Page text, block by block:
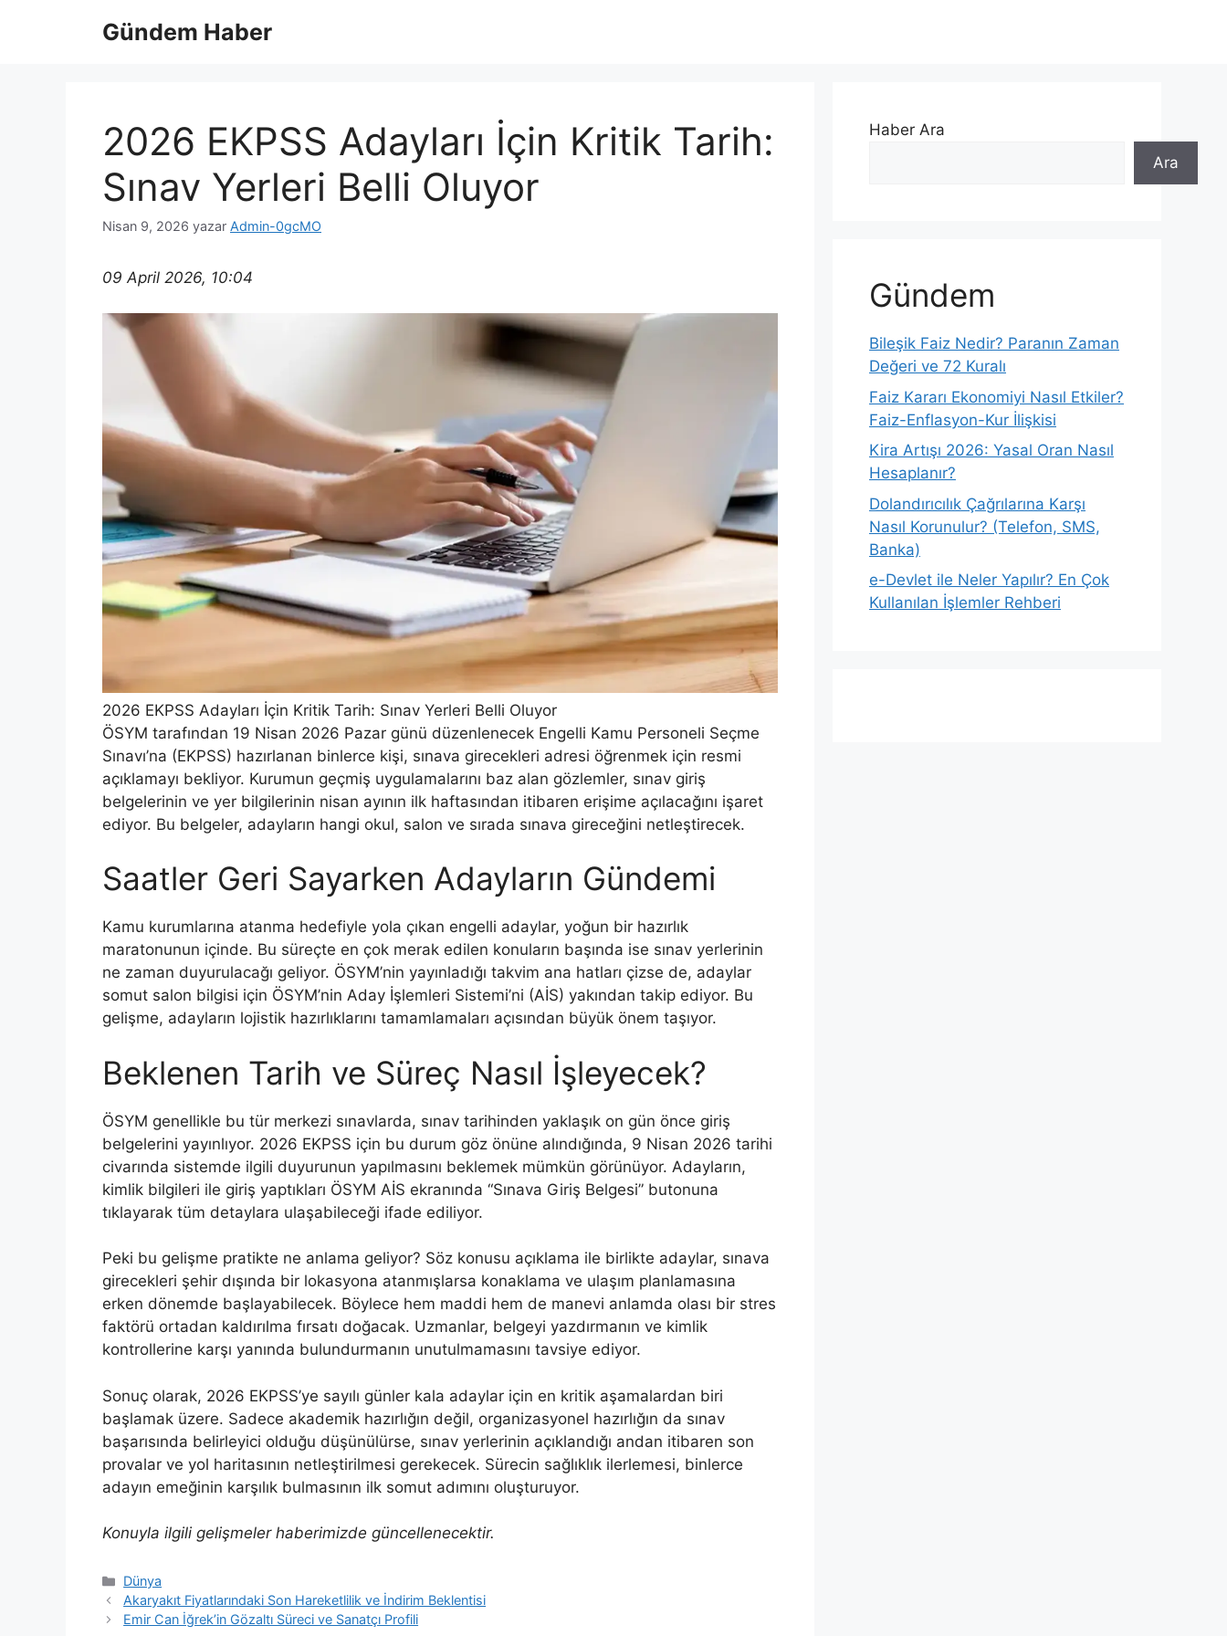
Gündem Haber
2026 EKPSS Adayları İçin Kritik Tarih:
Sınav Yerleri Belli Oluyor
Nisan 9, 2026 yazar Admin-0gcMO
09 April 2026, 10:04
2026 EKPSS Adayları İçin Kritik Tarih: Sınav Yerleri Belli Oluyor
ÖSYM tarafından 19 Nisan 2026 Pazar günü düzenlenecek Engelli Kamu Personeli Seçme
Sınavı’na (EKPSS) hazırlanan binlerce kişi, sınava girecekleri adresi öğrenmek için resmi
açıklamayı bekliyor. Kurumun geçmiş uygulamalarını baz alan gözlemler, sınav giriş
belgelerinin ve yer bilgilerinin nisan ayının ilk haftasından itibaren erişime açılacağını işaret
ediyor. Bu belgeler, adayların hangi okul, salon ve sırada sınava gireceğini netleştirecek.
Saatler Geri Sayarken Adayların Gündemi
Kamu kurumlarına atanma hedefiyle yola çıkan engelli adaylar, yoğun bir hazırlık
maratonunun içinde. Bu süreçte en çok merak edilen konuların başında ise sınav yerlerinin
ne zaman duyurulacağı geliyor. ÖSYM’nin yayınladığı takvim ana hatları çizse de, adaylar
somut salon bilgisi için ÖSYM’nin Aday İşlemleri Sistemi’ni (AİS) yakından takip ediyor. Bu
gelişme, adayların lojistik hazırlıklarını tamamlamaları açısından büyük önem taşıyor.
Beklenen Tarih ve Süreç Nasıl İşleyecek?
ÖSYM genellikle bu tür merkezi sınavlarda, sınav tarihinden yaklaşık on gün önce giriş
belgelerini yayınlıyor. 2026 EKPSS için bu durum göz önüne alındığında, 9 Nisan 2026 tarihi
civarında sistemde ilgili duyurunun yapılmasını beklemek mümkün görünüyor. Adayların,
kimlik bilgileri ile giriş yaptıkları ÖSYM AİS ekranında “Sınava Giriş Belgesi” butonuna
tıklayarak tüm detaylara ulaşabileceği ifade ediliyor.
Peki bu gelişme pratikte ne anlama geliyor? Söz konusu açıklama ile birlikte adaylar, sınava
girecekleri şehir dışında bir lokasyona atanmışlarsa konaklama ve ulaşım planlamasına
erken dönemde başlayabilecek. Böylece hem maddi hem de manevi anlamda olası bir stres
faktörü ortadan kaldırılma fırsatı doğacak. Uzmanlar, belgeyi yazdırmanın ve kimlik
kontrollerine karşı yanında bulundurmanın unutulmamasını tavsiye ediyor.
Sonuç olarak, 2026 EKPSS’ye sayılı günler kala adaylar için en kritik aşamalardan biri
başlamak üzere. Sadece akademik hazırlığın değil, organizasyonel hazırlığın da sınav
başarısında belirleyici olduğu düşünülürse, sınav yerlerinin açıklandığı andan itibaren son
provalar ve yol haritasının netleştirilmesi gerekecek. Sürecin sağlıklık ilerlemesi, binlerce
adayın emeğinin karşılık bulmasının ilk somut adımını oluşturuyor.
Konuyla ilgili gelişmeler haberimizde güncellenecektir.
Kategoriler
Dünya
Akaryakıt Fiyatlarındaki Son Hareketlilik ve İndirim Beklentisi
Emir Can İğrek’in Gözaltı Süreci ve Sanatçı Profili
Haber Ara
Ara
Gündem
Bileşik Faiz Nedir? Paranın Zaman
Değeri ve 72 Kuralı
Faiz Kararı Ekonomiyi Nasıl Etkiler?
Faiz-Enflasyon-Kur İlişkisi
Kira Artışı 2026: Yasal Oran Nasıl
Hesaplanır?
Dolandırıcılık Çağrılarına Karşı
Nasıl Korunulur? (Telefon, SMS,
Banka)
e-Devlet ile Neler Yapılır? En Çok
Kullanılan İşlemler Rehberi